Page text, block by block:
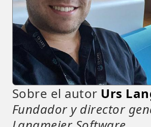
Sobre el autor Urs
Fundador y director